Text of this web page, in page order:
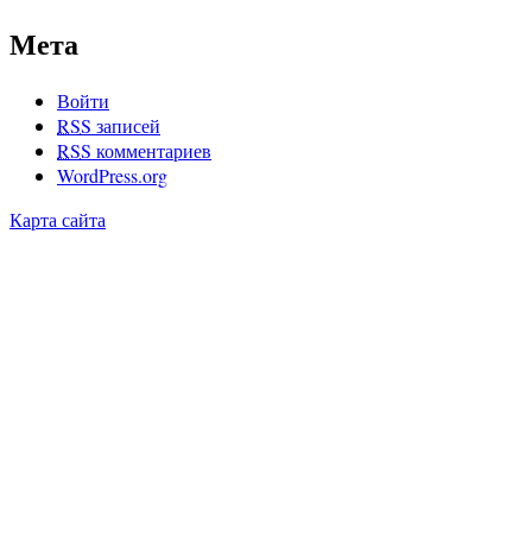
Мета
Войти
RSS записей
RSS комментариев
WordPress.org
Карта сайта